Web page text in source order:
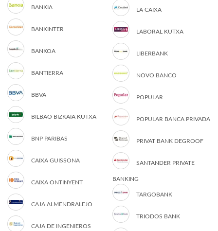
BANKIA
BANKINTER
BANKOA
BANTIERRA
BBVA
BILBAO BIZKAIA KUTXA
BNP PARIBAS
CAIXA GUISSONA
CAIXA ONTINYENT
CAJA ALMENDRALEJO
CAJA DE INGENIEROS
LA CAIXA
LABORAL KUTXA
LIBERBANK
NOVO BANCO
POPULAR
POPULAR BANCA PRIVADA
PRIVAT BANK DEGROOF
SANTANDER PRIVATE
BANKING
TARGOBANK
TRIODOS BANK